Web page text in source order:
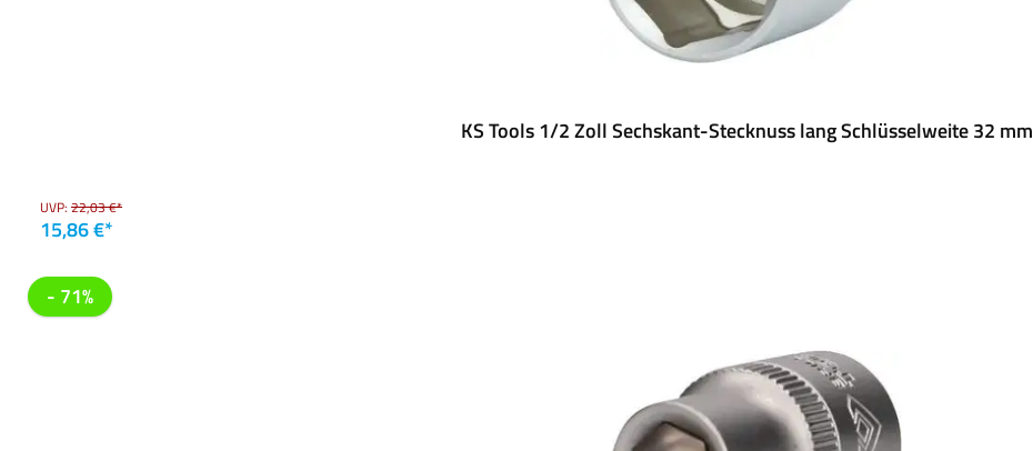
KS Tools 1/2 Zoll Sechskant-Stecknuss lang Schlüsselweite 32 mm
UVP: 22,03 €*
15,86 €*
- 71%